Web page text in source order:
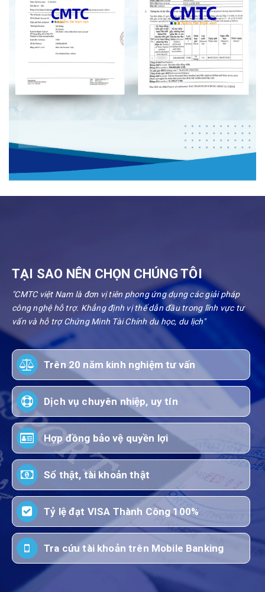
TẠI SAO NÊN CHỌN CHÚNG TÔI
"CMTC việt Nam là đơn vị tiên phong ứng dụng các giải pháp
công nghệ hỗ trợ. Khẳng định vị thế dẫn đầu trong lĩnh vực tư
vấn và hỗ trợ Chứng Minh Tài Chính du học, du lịch"
Trên 20 năm kinh nghiệm tư vấn
Dịch vụ chuyên nhiệp, uy tín
Hợp đồng bảo vệ quyền lợi
Sổ thật, tài khoản thật
Tỷ lệ đạt VISA Thành Công 100%
Tra cứu tài khoản trên Mobile Banking